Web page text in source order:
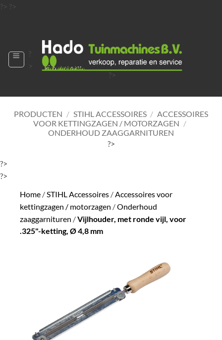
?> ?>
?>
?
PRODUCTEN / STIHL ACCESSOIRES / ACCESSOIRES
VOOR KETTINGZAGEN / MOTORZAGEN /
ONDERHOUD ZAAGGARNITUREN
?>
?>
?>
Home /STIHL Accessoires /Accessoires voor
kettingzagen / motorzagen /Onderhoud
zaaggarnituren /Vijlhouder, met ronde vijl, voor
.325"-ketting, Ø 4,8 mm